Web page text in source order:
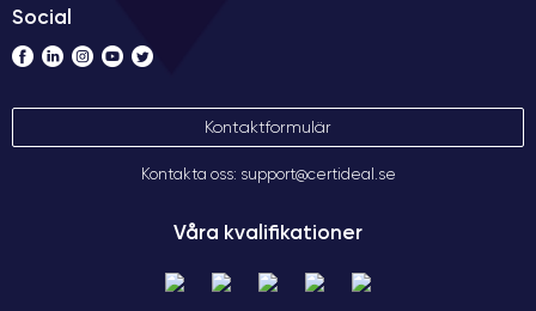
Social
Kontaktformulär
Kontakta oss: support@certideal.se
Våra kvalifikationer